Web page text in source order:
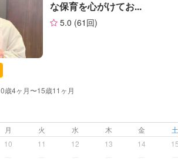
な保育を心がけてお...
5.0 (61回)
0歳4ヶ月〜15歳11ヶ月
月 火 水 木 金
10 11 12 13 14